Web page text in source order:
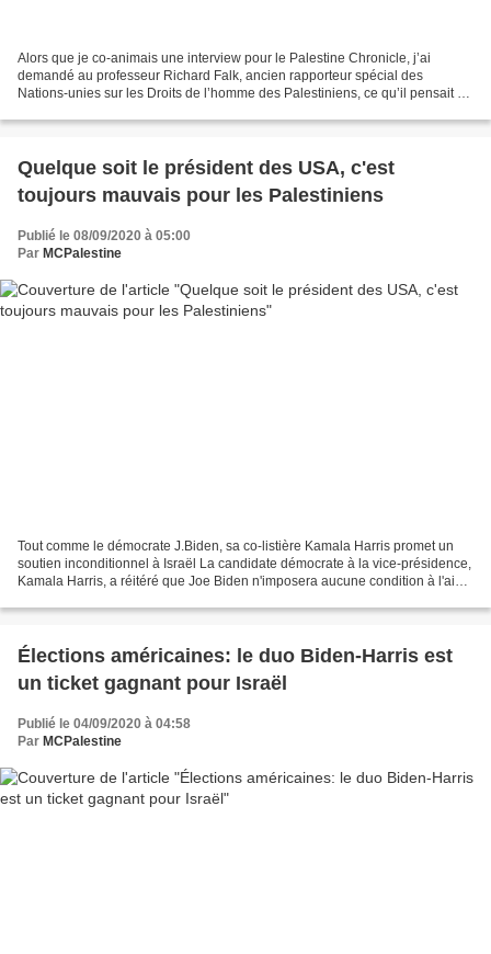
Alors que je co-animais une interview pour le Palestine Chronicle, j’ai
demandé au professeur Richard Falk, ancien rapporteur spécial des
Nations-unies sur les Droits de l’homme des Palestiniens, ce qu’il pensait de
Quelque soit le président des USA, c'est
toujours mauvais pour les Palestiniens
Publié le 08/09/2020 à 05:00
Par MCPalestine
Tout comme le démocrate J.Biden, sa co-listière Kamala Harris promet un
soutien inconditionnel à Israël La candidate démocrate à la vice-présidence,
Kamala Harris, a réitéré que Joe Biden n'imposera aucune condition à l'aide
Élections américaines: le duo Biden-Harris est
un ticket gagnant pour Israël
Publié le 04/09/2020 à 04:58
Par MCPalestine